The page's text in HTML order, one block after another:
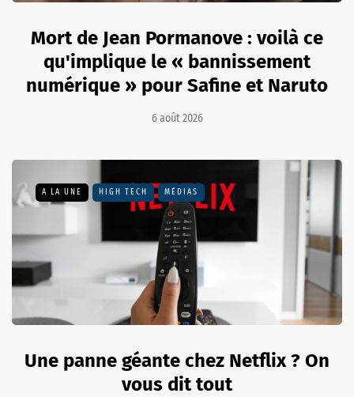
Mort de Jean Pormanove : voilà ce
qu'implique le « bannissement
numérique » pour Safine et Naruto
6 août 2026
A LA UNE HIGH TECH MÉDIAS
Une panne géante chez Netflix ? On
vous dit tout